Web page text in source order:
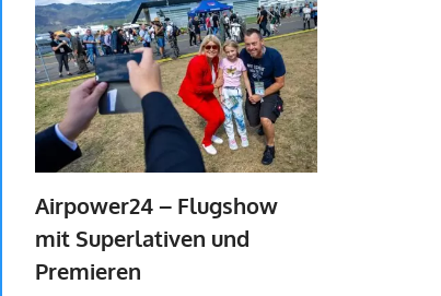
Airpower24 – Flugshow
mit Superlativen und
Premieren